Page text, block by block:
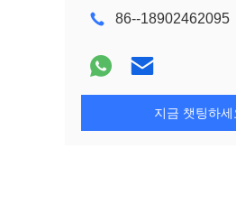
86--18902462095
지금 챗팅하세